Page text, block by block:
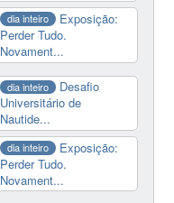
dia inteiro
Exposição:
Perder Tudo.
Novament...
dia inteiro
Desafio
Universitário de
Nautide...
dia inteiro
Exposição:
Perder Tudo.
Novament...